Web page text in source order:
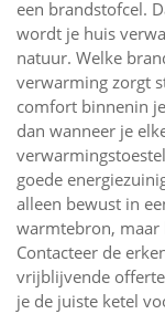
een brandstofcel.
wordt je huis
natuur. Welke
verwarming zorgt
comfort binnenin
dan wanneer je
goede
alleen bewust in
warmtebron, maar
Contacteer de
vrijblijvende
je de juiste ketel